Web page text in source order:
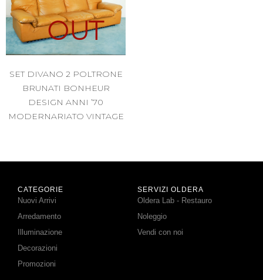
OUT
SET DIVANO 2 POLTRONE
BRUNATI BONHEUR
DESIGN ANNI ’70
MODERNARIATO VINTAGE
CATEGORIE
Nuovi Arrivi
Arredamento
Illuminazione
Decorazioni
Promozioni
SERVIZI OLDERA
Oldera Lab - Restauro
Noleggio
Vendi con noi